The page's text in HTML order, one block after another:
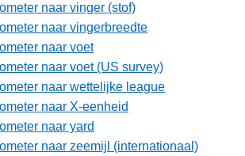
naar vinger (stof)
naar vingerbreedte
naar voet
naar voet (US survey)
naar wettelijke league
naar X-eenheid
naar yard
naar zeemijl (internationaal)